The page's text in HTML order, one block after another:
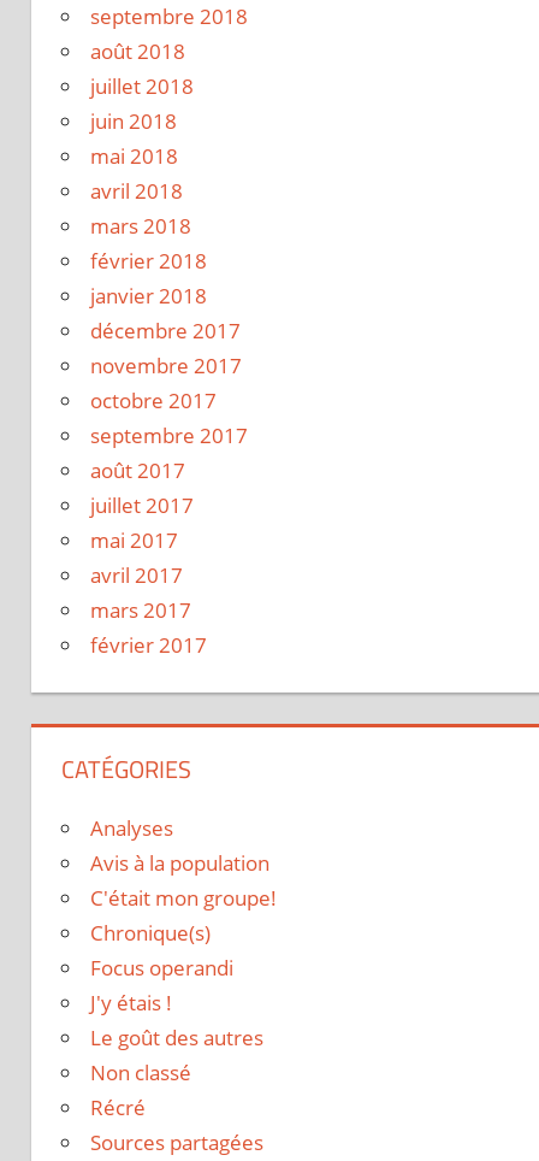
septembre 2018
août 2018
juillet 2018
juin 2018
mai 2018
avril 2018
mars 2018
février 2018
janvier 2018
décembre 2017
novembre 2017
octobre 2017
septembre 2017
août 2017
juillet 2017
mai 2017
avril 2017
mars 2017
février 2017
CATÉGORIES
Analyses
Avis à la population
C'était mon groupe!
Chronique(s)
Focus operandi
J'y étais !
Le goût des autres
Non classé
Récré
Sources partagées